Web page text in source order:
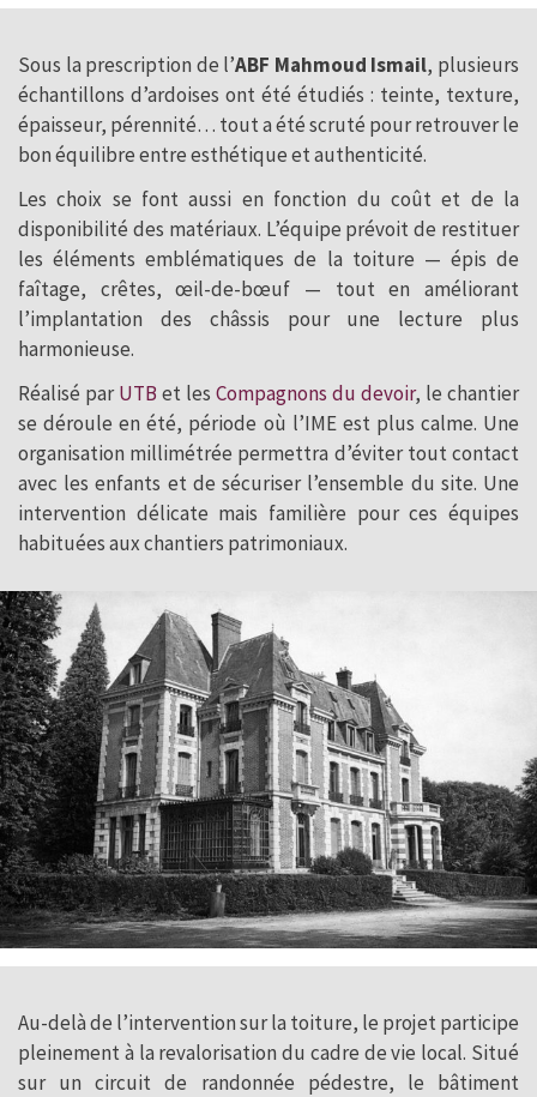
Sous la prescription de l’ABF Mahmoud Ismail, plusieurs
échantillons d’ardoises ont été étudiés : teinte, texture,
épaisseur, pérennité… tout a été scruté pour retrouver le
bon équilibre entre esthétique et authenticité.
Les choix se font aussi en fonction du coût et de la
disponibilité des matériaux. L’équipe prévoit de restituer
les éléments emblématiques de la toiture — épis de
faîtage, crêtes, œil-de-bœuf — tout en améliorant
l’implantation des châssis pour une lecture plus
harmonieuse.
Réalisé parUTB et les Compagnons du devoir, le chantier
se déroule en été, période où l’IME est plus calme. Une
organisation millimétrée permettra d’éviter tout contact
avec les enfants et de sécuriser l’ensemble du site. Une
intervention délicate mais familière pour ces équipes
habituées aux chantiers patrimoniaux.
Au-delà de l’intervention sur la toiture, le projet participe
pleinement à la revalorisation du cadre de vie local. Situé
sur un circuit de randonnée pédestre, le bâtiment